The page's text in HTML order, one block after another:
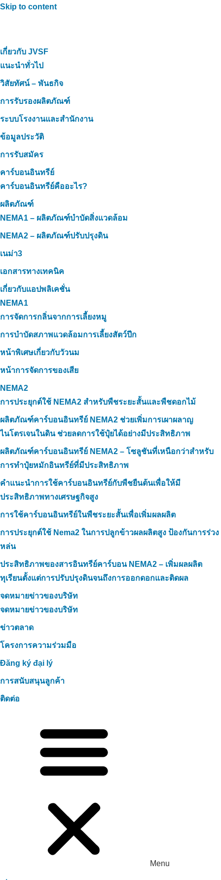
Skip to content
เกี่ยวกับ JVSF
แนะนำทั่วไป
วิสัยทัศน์ – พันธกิจ
การรับรองผลิตภัณฑ์
ระบบโรงงานและสำนักงาน
ข้อมูลประวัติ
การรับสมัคร
คาร์บอนอินทรีย์
คาร์บอนอินทรีย์คืออะไร?
ผลิตภัณฑ์
NEMA1 – ผลิตภัณฑ์บำบัดสิ่งแวดล้อม
NEMA2 – ผลิตภัณฑ์ปรับปรุงดิน
เนม่า3
เอกสารทางเทคนิค
เกี่ยวกับแอปพลิเคชั่น
NEMA1
การจัดการกลิ่นจากการเลี้ยงหมู
การบำบัดสภาพแวดล้อมการเลี้ยงสัตว์ปีก
หน้าพิเศษเกี่ยวกับวัวนม
หน้าการจัดการของเสีย
NEMA2
การประยุกต์ใช้ NEMA2 สำหรับพืชระยะสั้นและพืชดอกไม้
ผลิตภัณฑ์คาร์บอนอินทรีย์ NEMA2 ช่วยเพิ่มการเผาผลาญ
ไนโตรเจนในดิน ช่วยลดการใช้ปุ๋ยได้อย่างมีประสิทธิภาพ
ผลิตภัณฑ์คาร์บอนอินทรีย์ NEMA2 – โซลูชันที่เหนือกว่าสำหรับ
การทำปุ๋ยหมักอินทรีย์ที่มีประสิทธิภาพ
คำแนะนำการใช้คาร์บอนอินทรีย์กับพืชยืนต้นเพื่อให้มี
ประสิทธิภาพทางเศรษฐกิจสูง
การใช้คาร์บอนอินทรีย์ในพืชระยะสั้นเพื่อเพิ่มผลผลิต
การประยุกต์ใช้ Nema2 ในการปลูกข้าวผลผลิตสูง ป้องกันการร่วง
หล่น
ประสิทธิภาพของสารอินทรีย์คาร์บอน NEMA2 – เพิ่มผลผลิต
ทุเรียนตั้งแต่การปรับปรุงดินจนถึงการออกดอกและติดผล
จดหมายข่าวของบริษัท
จดหมายข่าวของบริษัท
ข่าวตลาด
โครงการความร่วมมือ
Đăng ký đại lý
การสนับสนุนลูกค้า
ติดต่อ
Menu